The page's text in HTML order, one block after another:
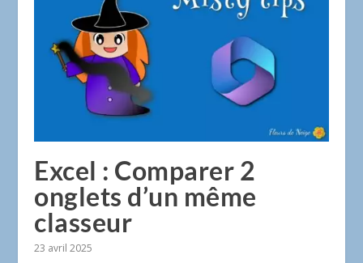
Excel : Comparer 2
onglets d’un même
classeur
23 avril 2025